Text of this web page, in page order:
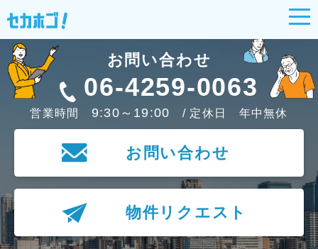
お問い合わせ
06-4259-0063
営業時間 9:30～19:00 / 定休日 年中無休
お問い合わせ
物件リクエスト